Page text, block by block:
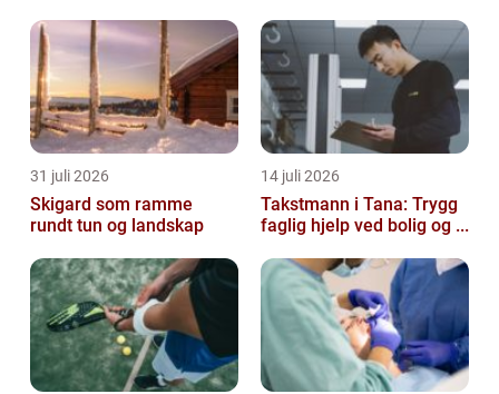
31 juli 2026
Skigard som ramme
rundt tun og landskap
14 juli 2026
Takstmann i Tana: Trygg
faglig hjelp ved bolig og ...